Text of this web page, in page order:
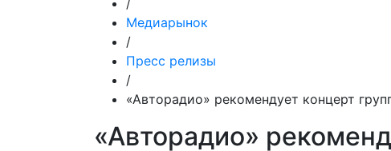
/
Медиарынок
/
Пресс релизы
/
«Авторадио» рекомендует концерт
«Авторадио»